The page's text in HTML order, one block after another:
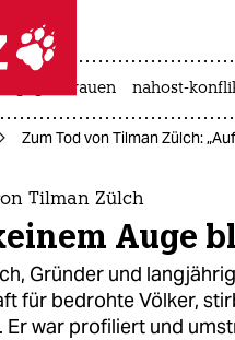
 taz zahl ich
taz zahl ich
gegen frauen nahost-
Zum Tod von Tilman Zülch:
Tilman Zülch
Auge
Gründer und
für bedrohte Völker,
Er war profiliert und